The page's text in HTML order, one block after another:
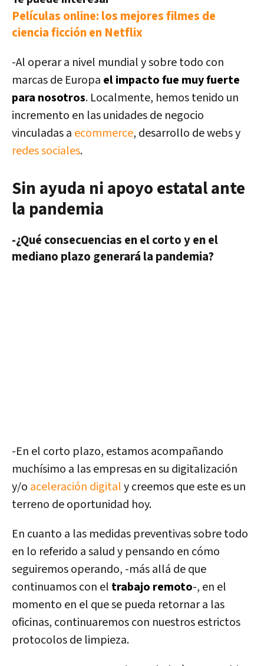
Películas online: los mejores filmes de
ciencia ficción en Netflix
-Al operar a nivel mundial y sobre todo con
marcas de Europa el impacto fue muy fuerte
para nosotros. Localmente, hemos tenido un
incremento en las unidades de negocio
vinculadas a ecommerce, desarrollo de webs y
redes sociales.
Sin ayuda ni apoyo estatal ante
la pandemia
-¿Qué consecuencias en el corto y en el
mediano plazo generará la pandemia?
-En el corto plazo, estamos acompañando
muchísimo a las empresas en su digitalización
y/o aceleración digitaly creemos que este es un
terreno de oportunidad hoy.
En cuanto a las medidas preventivas sobre todo
en lo referido a salud y pensando en cómo
seguiremos operando, -más allá de que
continuamos con el trabajo remoto-, en el
momento en el que se pueda retornar a las
oficinas, continuaremos con nuestros estrictos
protocolos de limpieza.